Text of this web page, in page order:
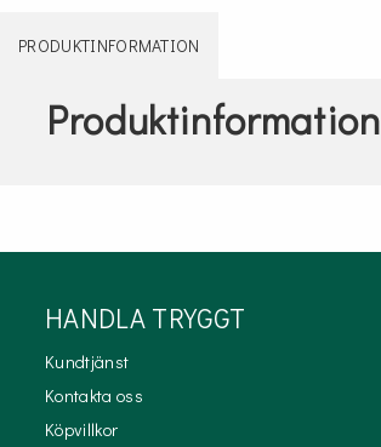
PRODUKTINFORMATION
Produktinformation
HANDLA TRYGGT
Kundtjänst
Kontakta oss
Köpvillkor